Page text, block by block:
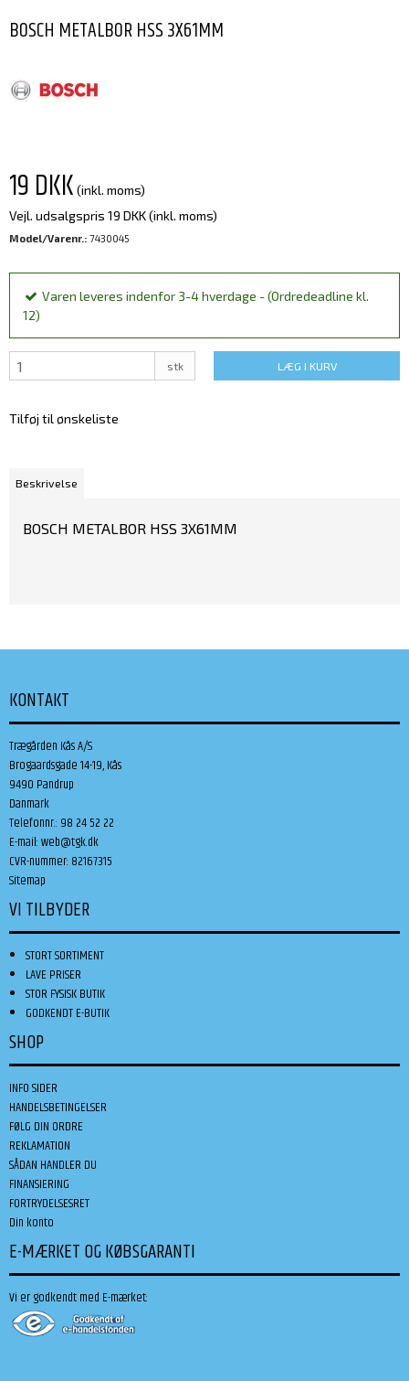
BOSCH METALBOR HSS 3X61MM
19 DKK (inkl. moms)
Vejl. udsalgspris 19 DKK(inkl. moms)
Model/Varenr.: 7430045
Varen leveres indenfor 3-4 hverdage - (Ordredeadline kl.
12)
stk LÆG I KURV
Tilføj til ønskeliste
Beskrivelse
BOSCH METALBOR HSS 3X61MM
KONTAKT
Trægården Kås A/S
Brogaardsgade 14-19, Kås
9490 Pandrup
Danmark
Telefonnr.: 98 24 52 22
E-mail:web@tgk.dk
CVR-nummer: 82167315
Sitemap
VI TILBYDER
STORT SORTIMENT
LAVE PRISER
STOR FYSISK BUTIK
GODKENDT E-BUTIK
SHOP
INFO SIDER
HANDELSBETINGELSER
FØLG DIN ORDRE
REKLAMATION
SÅDAN HANDLER DU
FINANSIERING
FORTRYDELSESRET
Din konto
E-MÆRKET OG KØBSGARANTI
Vi er godkendt med E-mærket: